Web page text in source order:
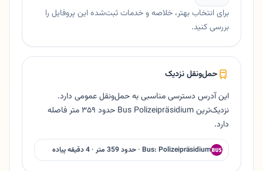
برای انتخاب بهتر، خلاصه و خدمات ثبت‌شده این پروفایل را
بررسی کنید.
حمل‌ونقل نزدیک
این آدرس دسترسی مناسبی به حمل‌ونقل عمومی دارد.
نزدیک‌ترین Bus Polizeipräsidium حدود ۳۵۹ متر فاصله
دارد.
Bus: Polizeipräsidium · حدود 359 متر · 4 دقیقه پیاده